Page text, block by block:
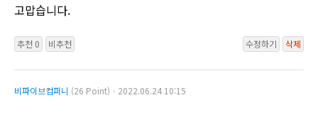
고맙습니다.
추천 0 비추천 수정하기 삭제
비파이브컴퍼니 (26 Point)ㆍ2022.06.24 10:15